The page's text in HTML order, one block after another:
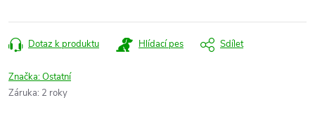
cena:
Dotaz k produktu Hlídací pes Sdílet
Značka:Ostatní
Záruka: 2 roky